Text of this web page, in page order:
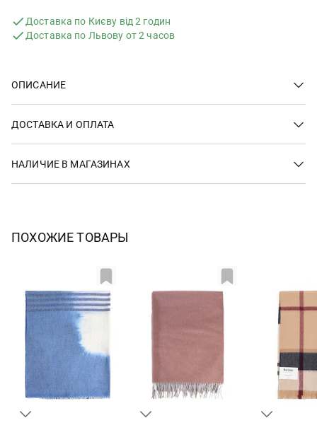
Доставка по Києву від 2 годин
Доставка по Львову от 2 часов
ОПИСАНИЕ
ДОСТАВКА И ОПЛАТА
НАЛИЧИЕ В МАГАЗИНАХ
ПОХОЖИЕ ТОВАРЫ